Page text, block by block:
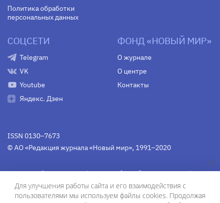
Политика обработки
персональных данных
СОЦСЕТИ
Telegram
VK
Youtube
Яндекс. Дзен
ФОНД «НОВЫЙ МИР»
О журнале
О центре
Контакты
ISSN 0130–7673
© АО «Редакция журнала «Новый мир», 1991–2020
Свидетельство Федеральной службы по надзору в сфере
связи, информационных технологий и массовых
коммуникаций средства массовой информации
(Роскомнадзор)ПИ № Фс 77-75754 от 13 июня 2019 г.
Для улучшения работы сайта и его взаимодействия с
пользователями мы используем файлы cookies. Продолжая